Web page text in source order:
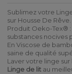
Sublimez votre
sur Housse De
Produit Oeko-Tex®
substances nocives
En Viscose de
saine de qualité
Laver votre linge
Linge de lit au